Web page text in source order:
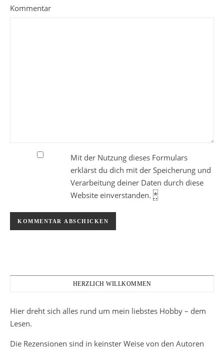
Kommentar
Mit der Nutzung dieses Formulars
erklärst du dich mit der Speicherung und
Verarbeitung deiner Daten durch diese
Website einverstanden. *
HERZLICH WILLKOMMEN
Hier dreht sich alles rund um mein liebstes Hobby – dem
Lesen.
Die Rezensionen sind in keinster Weise von den Autoren